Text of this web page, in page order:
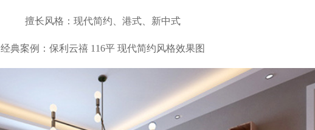
擅长风格：现代简约、港式、新中式
经典案例：保利云禧 116平 现代简约风格效果图